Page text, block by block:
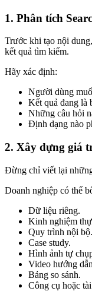
1. Phân tích
Trước khi tạo nội
kết quả tìm kiếm.
Hãy xác định:
Người dùng
Kết quả đang là
Những câu hỏi
Định dạng nào
2. Xây dựng giá
Đừng chỉ viết lại
Doanh nghiệp có thể
Dữ liệu riêng.
Kinh nghiệm
Quy trình nội bộ.
Case study.
Hình ảnh tự
Video hướng
Bảng so sánh.
Công cụ hoặc